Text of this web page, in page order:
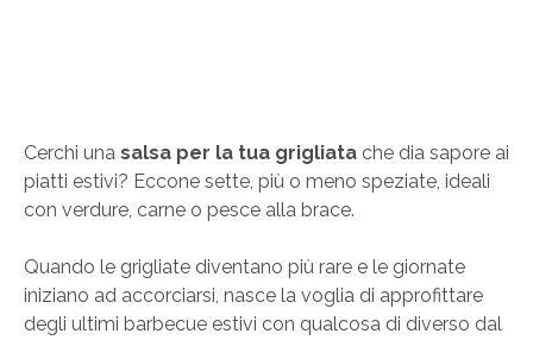
Cerchi una salsa per la tua grigliata che dia sapore ai
piatti estivi? Eccone sette, più o meno speziate, ideali
con verdure, carne o pesce alla brace.
Quando le grigliate diventano più rare e le giornate
iniziano ad accorciarsi, nasce la voglia di approfittare
degli ultimi barbecue estivi con qualcosa di diverso dal